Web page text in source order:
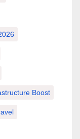
Boost